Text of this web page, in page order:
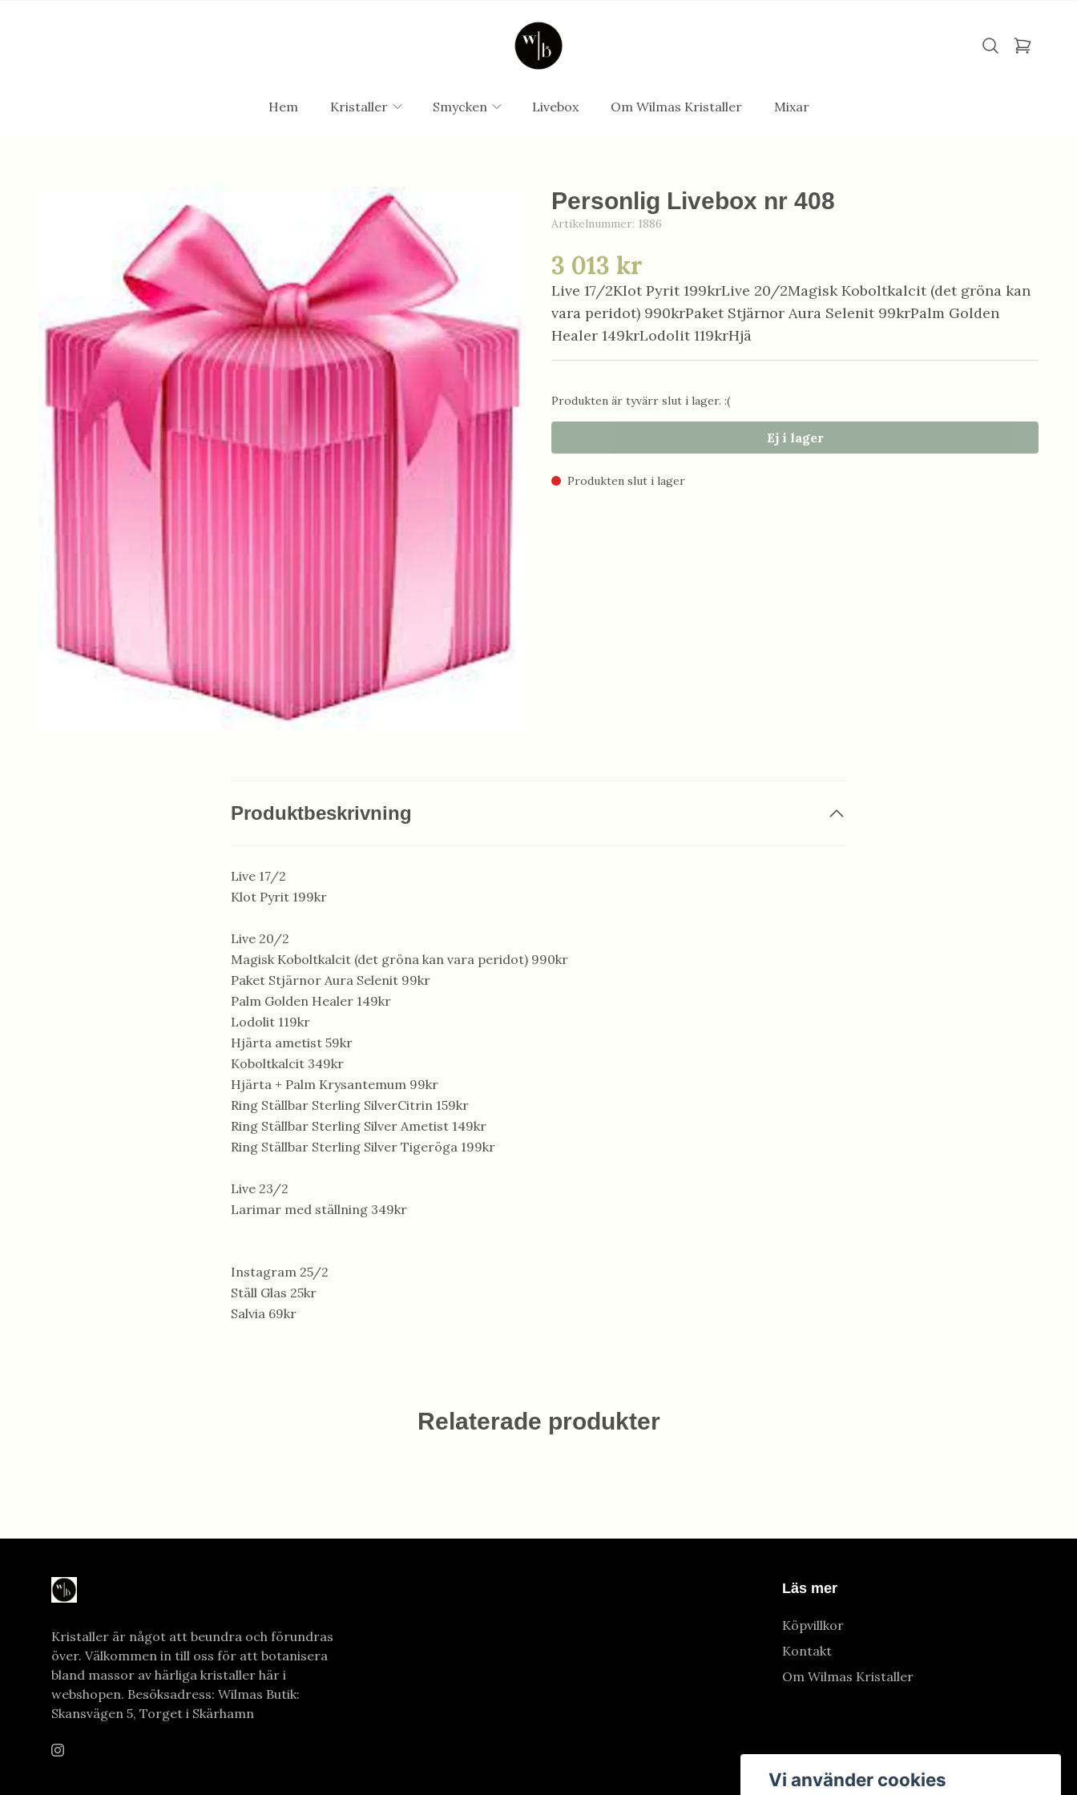
Hem Kristaller Smycken Livebox Om Wilmas Kristaller Mixar
Personlig Livebox nr 408
Artikelnummer: 1886
3 013 kr
Live 17/2Klot Pyrit 199krLive 20/2Magisk Koboltkalcit (det gröna kan
vara peridot) 990krPaket Stjärnor Aura Selenit 99krPalm Golden
Healer 149krLodolit 119krHjä
Produkten är tyvärr slut i lager. :(
Ej i lager
Produkten slut i lager
Produktbeskrivning
Live 17/2
Klot Pyrit 199kr
Live 20/2
Magisk Koboltkalcit (det gröna kan vara peridot) 990kr
Paket Stjärnor Aura Selenit 99kr
Palm Golden Healer 149kr
Lodolit 119kr
Hjärta ametist 59kr
Koboltkalcit 349kr
Hjärta + Palm Krysantemum 99kr
Ring Ställbar Sterling SilverCitrin 159kr
Ring Ställbar Sterling Silver Ametist 149kr
Ring Ställbar Sterling Silver Tigeröga 199kr
Live 23/2
Larimar med ställning 349kr
Instagram 25/2
Ställ Glas 25kr
Salvia 69kr
Relaterade produkter
Kristaller är något att beundra och förundras
över. Välkommen in till oss för att botanisera
bland massor av härliga kristaller här i
webshopen. Besöksadress: Wilmas Butik:
Skansvägen 5, Torget i Skärhamn
Läs mer
Köpvillkor
Kontakt
Om Wilmas Kristaller
Vi använder cookies